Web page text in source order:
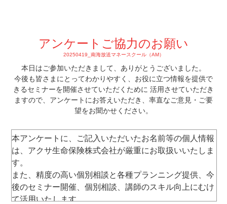
アンケートご協力のお願い
20250419_南海放送マネースクール（AM）
本⽇はご参加いただきまして、ありがとうございました。
今後も皆さまにとってわかりやすく、お役に立つ情報を提供で
きるセミナーを開催させていただくために 活⽤させていただき
ますので、 アンケートにお答えいただき、率直なご意⾒・ご要
望をお聞かせください。
本アンケートに、ご記⼊いただいたお名前等の個⼈情報
は、アクサ⽣命保険株式会社が厳重にお取扱いいたしま
す。
また、精度の⾼い個別相談と各種プランニング提供、今
後のセミナー開催、個別相談、講師のスキル向上にむけ
て活⽤いたします。